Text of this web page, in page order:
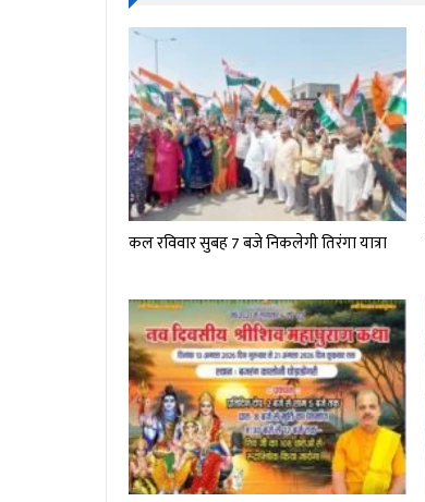
कल रविवार सुबह 7 बजे निकलेगी तिरंगा यात्रा